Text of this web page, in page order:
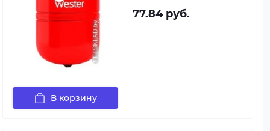
77.84 руб.
В корзину